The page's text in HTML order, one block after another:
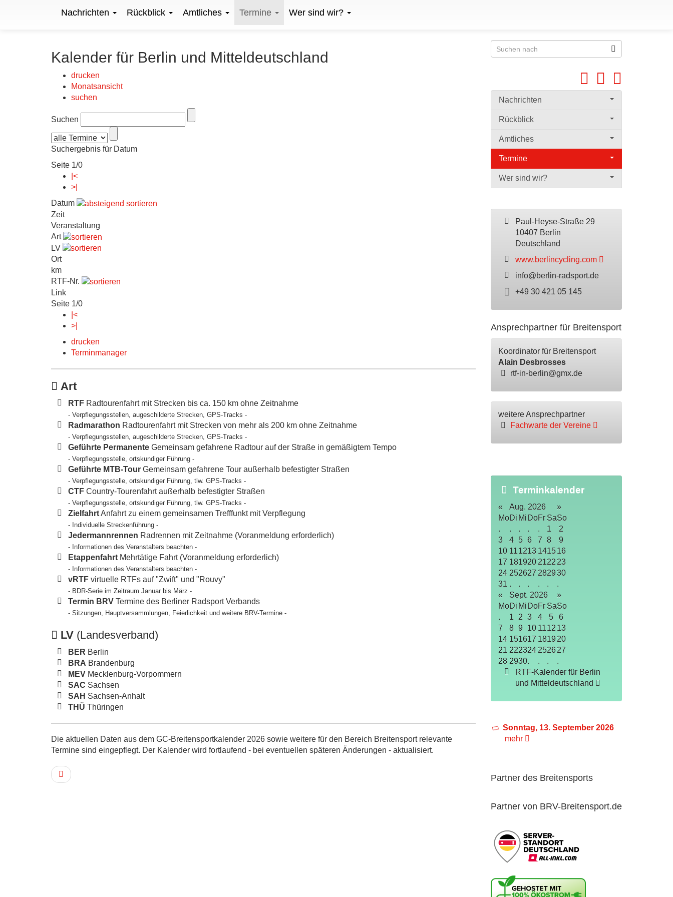
Nachrichten Rückblick Amtliches Termine Wer sind wir?
Kalender für Berlin und Mitteldeutschland
drucken
Monatsansicht
suchen
Suchen
Suchergebnis für Datum
Seite 1/0
|<
>|
Datum
Zeit
Veranstaltung
Art
LV
Ort
km
RTF-Nr.
Link
Seite 1/0
|<
>|
drucken
Terminmanager
Art
RTF Radtourenfahrt mit Strecken bis ca. 150 km ohne Zeitnahme
- Verpflegungsstellen, augeschilderte Strecken, GPS-Tracks -
Radmarathon Radtourenfahrt mit Strecken von mehr als 200 km ohne Zeitnahme
- Verpflegungsstellen, augeschilderte Strecken, GPS-Tracks -
Geführte Permanente Gemeinsam gefahrene Radtour auf der Straße in gemäßigtem Tempo
- Verpflegungsstelle, ortskundiger Führung -
Geführte MTB-Tour Gemeinsam gefahrene Tour außerhalb befestigter Straßen
- Verpflegungsstelle, ortskundiger Führung, tlw. GPS-Tracks -
CTF Country-Tourenfahrt außerhalb befestigter Straßen
- Verpflegungsstelle, ortskundiger Führung, tlw. GPS-Tracks -
ZielfahrtAnfahrt zu einem gemeinsamen Trefffunkt mit Verpflegung
- Individuelle Streckenführung -
Jedermannrennen Radrennen mit Zeitnahme (Voranmeldung erforderlich)
- Informationen des Veranstalters beachten -
Etappenfahrt Mehrtätige Fahrt (Voranmeldung erforderlich)
- Informationen des Veranstalters beachten -
vRTF virtuelle RTFs auf "Zwift" und "Rouvy"
- BDR-Serie im Zeitraum Januar bis März -
Termin BRV Termine des Berliner Radsport Verbands
- Sitzungen, Hauptversammlungen, Feierlichkeit und weitere BRV-Termine -
LV (Landesverband)
BER Berlin
BRA Brandenburg
MEV Mecklenburg-Vorpommern
SAC Sachsen
SAH Sachsen-Anhalt
THÜ Thüringen
Die aktuellen Daten aus dem GC-Breitensportkalender 2026 sowie weitere für den Bereich Breitensport relevante
Termine sind eingepflegt. Der Kalender wird fortlaufend - bei eventuellen späteren Änderungen - aktualisiert.
Nachrichten
Rückblick
Amtliches
Termine
Wer sind wir?
Paul-Heyse-Straße 29
10407 Berlin
Deutschland
www.berlincycling.com
info@berlin-radsport.de
+49 30 421 05 145
Ansprechpartner für Breitensport
Koordinator für Breitensport
Alain Desbrosses
rtf-in-berlin@gmx.de
weitere Ansprechpartner
Fachwarte der Vereine
Terminkalender
« Aug. 2026
»
MoDi Mi DoFr SaSo
.
. . . . 1
2
3
4 5 6 7 8
9
10 111213 1415 16
17 181920 2122 23
24 252627 282930
31 . . . . .
.
«
Sept. 2026
»
MoDi Mi DoFr SaSo
.
1 2 3 4 5
6
7
8 9 10 1112 13
14 151617 1819 20
21 222324 2526 27
28 2930. . .
.
RTF-Kalender für Berlin
und Mitteldeutschland
Sonntag, 13. September 2026
mehr
Partner des Breitensports
Partner von BRV-Breitensport.de